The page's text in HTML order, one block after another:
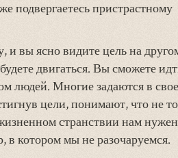
подвергаетесь пристрастному
и вы ясно видите цель на
двигаться. Вы сможете
людей. Многие задаются в
цели, понимают, что не
странствии нам нужен
котором мы не разочаруемся.